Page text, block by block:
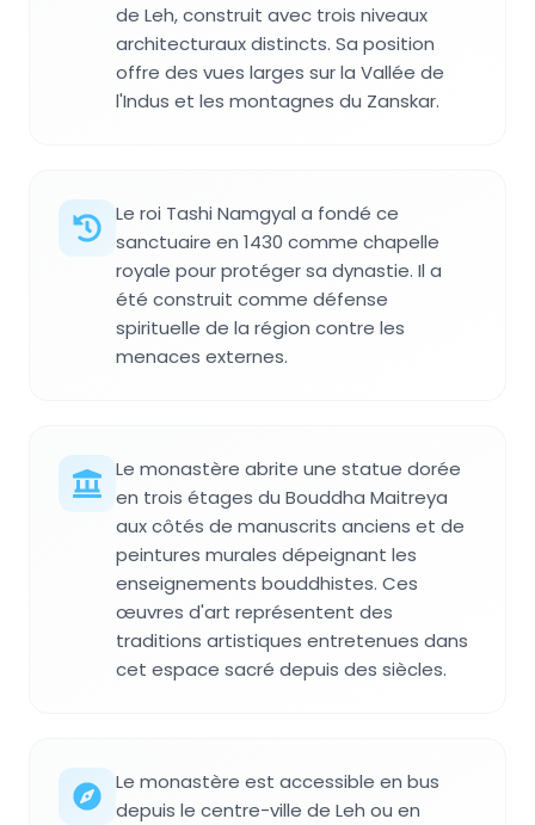
de Leh, construit avec trois niveaux
architecturaux distincts. Sa position
offre des vues larges sur la Vallée de
l'Indus et les montagnes du Zanskar.
Le roi Tashi Namgyal a fondé ce
sanctuaire en 1430 comme chapelle
royale pour protéger sa dynastie. Il a
été construit comme défense
spirituelle de la région contre les
menaces externes.
Le monastère abrite une statue dorée
en trois étages du Bouddha Maitreya
aux côtés de manuscrits anciens et de
peintures murales dépeignant les
enseignements bouddhistes. Ces
œuvres d'art représentent des
traditions artistiques entretenues dans
cet espace sacré depuis des siècles.
Le monastère est accessible en bus
depuis le centre-ville de Leh ou en